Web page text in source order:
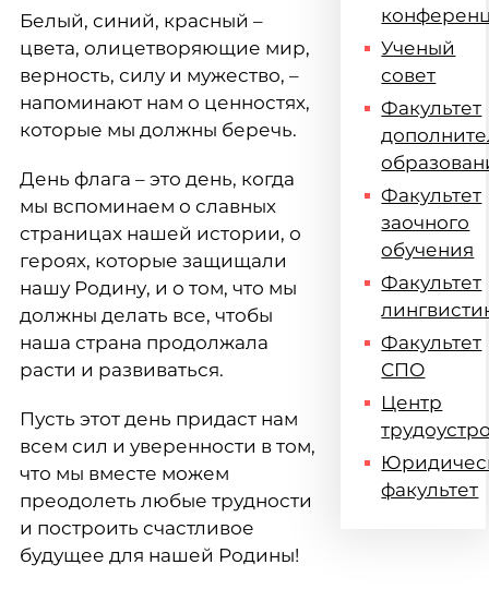
Белый, синий, красный –
цвета, олицетворяющие мир,
верность, силу и мужество, –
напоминают нам о ценностях,
которые мы должны беречь.
День флага – это день, когда
мы вспоминаем о славных
страницах нашей истории, о
героях, которые защищали
нашу Родину, и о том, что мы
должны делать все, чтобы
наша страна продолжала
расти и развиваться.
Пусть этот день придаст нам
всем сил и уверенности в том,
что мы вместе можем
преодолеть любые трудности
и построить счастливое
будущее для нашей Родины!
Ученый
совет
Факультет
Факультет
заочного
обучения
Факультет
Факультет
СПО
Центр
факультет